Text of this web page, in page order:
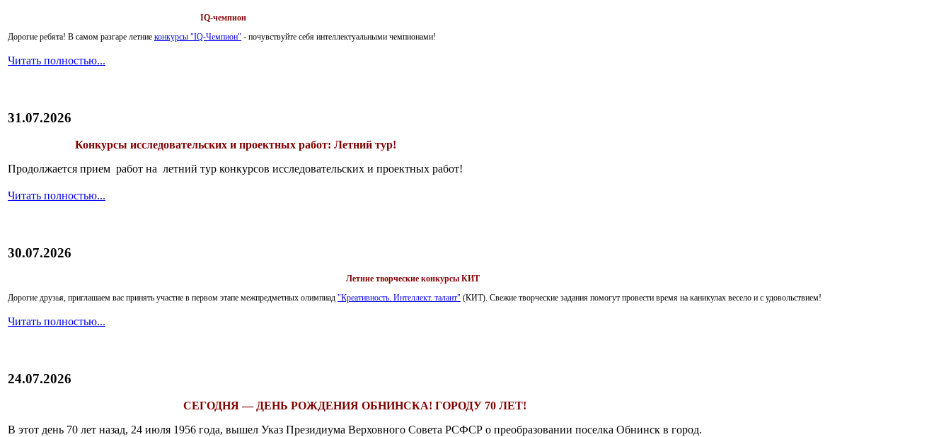
IQ-чемпион
Дорогие ребята! В самом разгаре летние конкурсы "IQ-Чемпион" - почувствуйте себя интеллектуальными чемпионами!
Читать полностью...
31.07.2026
Конкурсы исследовательских и проектных работ: Летний тур!
Продолжается прием работ на летний тур конкурсов исследовательских и проектных работ!
Читать полностью...
30.07.2026
Летние творческие конкурсы КИТ
Дорогие друзья, приглашаем вас принять участие в первом этапе межпредметных олимпиад "Креативность. Интеллект. талант" (КИТ). Свежие творческие задания помогут провести время на каникулах весело и с удовольствием!
Читать полностью...
24.07.2026
СЕГОДНЯ — ДЕНЬ РОЖДЕНИЯ ОБНИНСКА! ГОРОДУ 70 ЛЕТ!
В этот день 70 лет назад, 24 июля 1956 года, вышел Указ Президиума Верховного Совета РСФСР о преобразовании поселка Обнинск в город.